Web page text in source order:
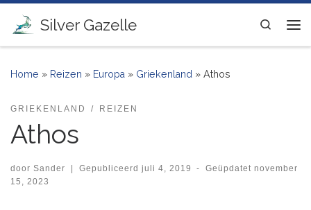
Ga naar inhoud
Silver Gazelle
Search
Home » Reizen » Europa » Griekenland » Athos
GRIEKENLAND REIZEN
Athos
door Sander | Gepubliceerd juli 4, 2019 - Geüpdatetnovember
15, 2023